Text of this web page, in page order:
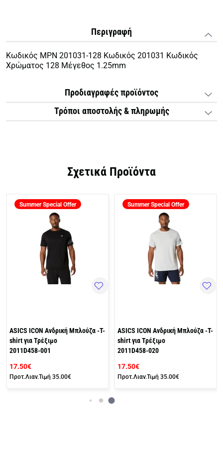
Περιγραφή
Κωδικός MPN 201031-128 Κωδικός 201031 Κωδικός
Χρώματος 128 Μέγεθος 1.25mm
Προδιαγραφές προϊόντος
Τρόποι αποστολής & πληρωμής
Σχετικά Προϊόντα
Summer Special Offer
ASICS ICON Ανδρική Μπλούζα -T-
shirt για Τρέξιμο
2011D458-001
17.50€
Προτ.Λιαν.Τιμή 35.00€
Summer Special Offer
ASICS ICON Ανδρική Μπλούζα -T-
shirt για Τρέξιμο
2011D458-020
17.50€
Προτ.Λιαν.Τιμή 35.00€